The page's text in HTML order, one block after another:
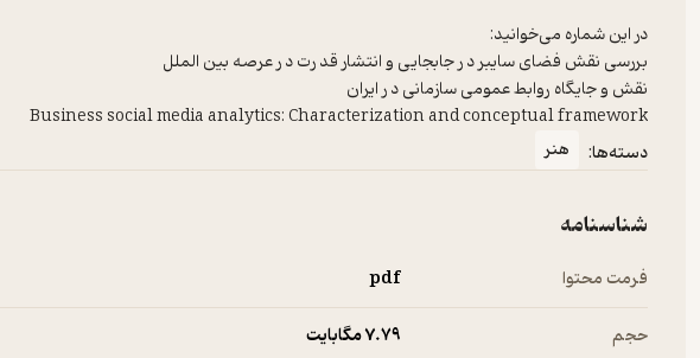
Business social media analytics: Characterization and conceptual framework
دسته‌ها: هنر
شناسنامه
فرمت محتوا pdf
حجم 7.۷۹ مگابایت